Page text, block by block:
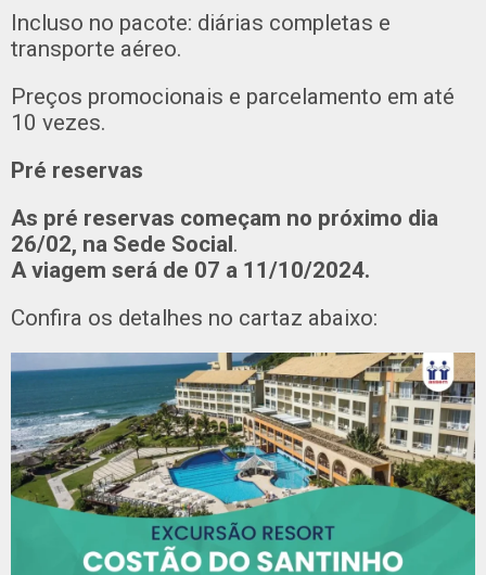
Incluso no pacote: diárias completas e
transporte aéreo.
Preços promocionais e parcelamento em até
10 vezes.
Pré reservas
As pré reservas começam no próximo dia
26/02, na Sede Social.
A viagem será de 07 a 11/10/2024.
Confira os detalhes no cartaz abaixo: